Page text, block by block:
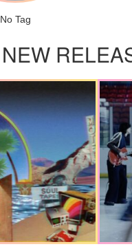
No Tag
NEW